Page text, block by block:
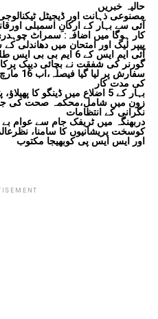
حالیہ خبریں
مصنوعی ذہانت اور ڈیجیٹل
آئی سے بہار کے ارکانِ اسمبلی
کار ہوگا میں اضافہ: سمراٹ
پیپر لیک اور امتحان میں دھاندلی
آئی ایم ایس کے 6 ایم بی بی ایس طلبہ معطل
گورنر کی شفقت نے بچائی دیپک
کی مدت کار
زون میں شامل،محکمہ صحت کی
نگرانی کے انتظامات
دربھنگہ میں ٹریفک جام سے عوام
کوسخت پریشانیوں کا سامنا،
اور ایس ایس پی کوبھیجا مکتوب